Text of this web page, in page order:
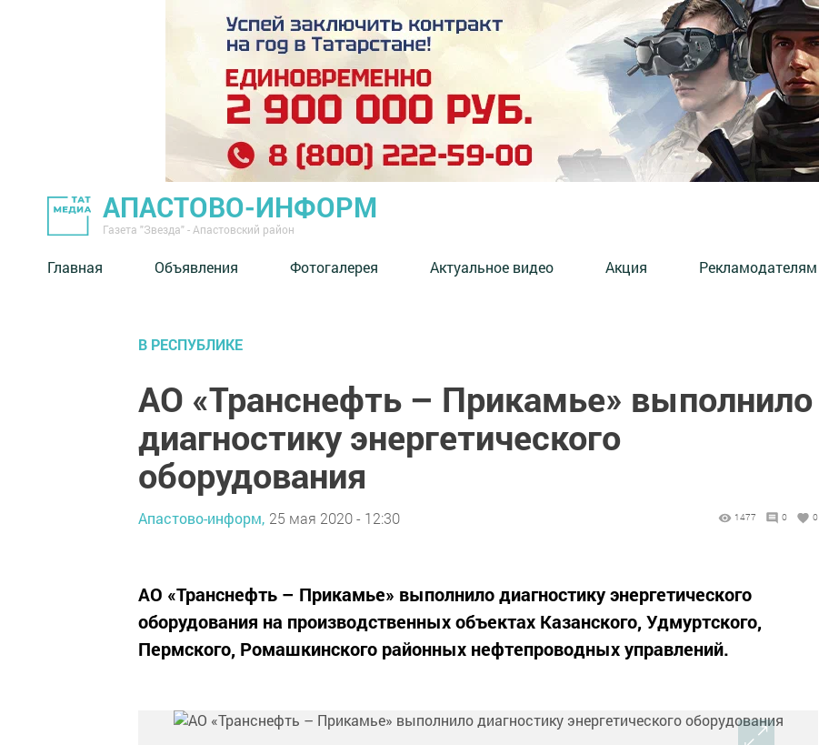
АПАСТОВО-ИНФОРМ
Газета "Звезда" - Апастовский район
Главная Объявления Фотогалерея Актуальное видео Акция Рекламодателям
В РЕСПУБЛИКЕ
АО «Транснефть – Прикамье» выполнило
диагностику энергетического
оборудования
Апастово-информ, 25 мая 2020 - 12:30 1477 0 0
АО «Транснефть – Прикамье» выполнило диагностику энергетического
оборудования на производственных объектах Казанского, Удмуртского,
Пермского, Ромашкинского районных нефтепроводных управлений.